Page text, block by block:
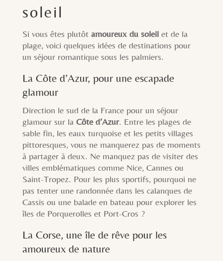
soleil
Si vous êtes plutôt amoureux du soleilet de la
plage, voici quelques idées de destinations pour
un séjour romantique sous les palmiers.
La Côte d’Azur, pour une escapade
glamour
Direction le sud de la France pour un séjour
glamour sur la Côte d’Azur. Entre les plages de
sable fin, les eaux turquoise et les petits villages
pittoresques, vous ne manquerez pas de moments
à partager à deux. Ne manquez pas de visiter des
villes emblématiques comme Nice, Cannes ou
Saint-Tropez. Pour les plus sportifs, pourquoi ne
pas tenter une randonnée dans les calanques de
Cassis ou une balade en bateau pour explorer les
îles de Porquerolles et Port-Cros ?
La Corse, une île de rêve pour les
amoureux de nature